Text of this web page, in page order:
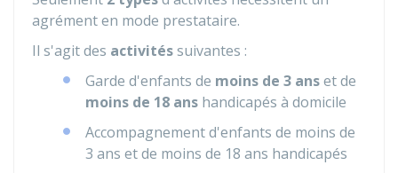
agrément en mode prestataire.
Il s'agit des activitéssuivantes :
Garde d'enfants de moins de 3 anset de
moins de 18 ans handicapés à domicile
Accompagnement d'enfants de moins de
3 ans et de moins de 18 ans handicapés